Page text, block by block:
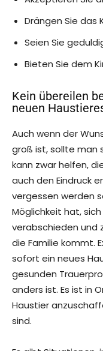
Drängen Sie das
Seien Sie
Bieten Sie dem
Kein übereilen
neuen
Auch wenn der
groß ist, sollte man
kann zwar helfen,
auch den Eindruck
vergessen werden
Möglichkeit hat,
verabschieden und
die Familie kommt.
sofort ein neues
gesunden
anders ist. Es ist in
Haustier
sind.